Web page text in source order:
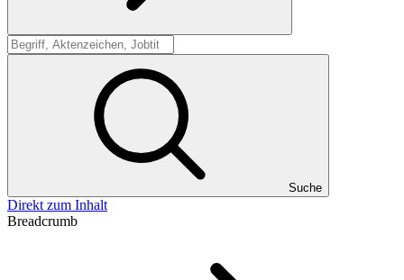
Suche
Suche
Direkt zum Inhalt
Breadcrumb